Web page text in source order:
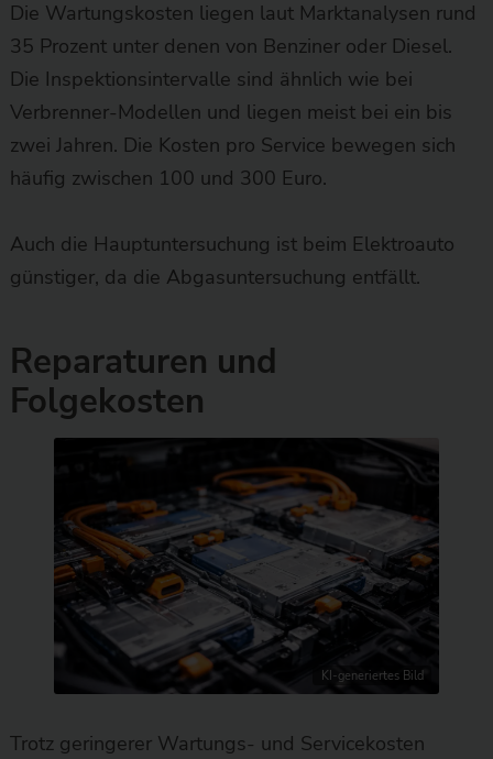
Die Wartungskosten liegen laut Marktanalysen rund
35 Prozent unter denen von Benziner oder Diesel.
Die Inspektionsintervalle sind ähnlich wie bei
Verbrenner-Modellen und liegen meist bei ein bis
zwei Jahren. Die Kosten pro Service bewegen sich
häufig zwischen 100 und 300 Euro.
Auch die Hauptuntersuchung ist beim Elektroauto
günstiger, da die Abgasuntersuchung entfällt.
Reparaturen und
Folgekosten
KI-generiertes Bild
Trotz geringerer Wartungs- und Servicekosten